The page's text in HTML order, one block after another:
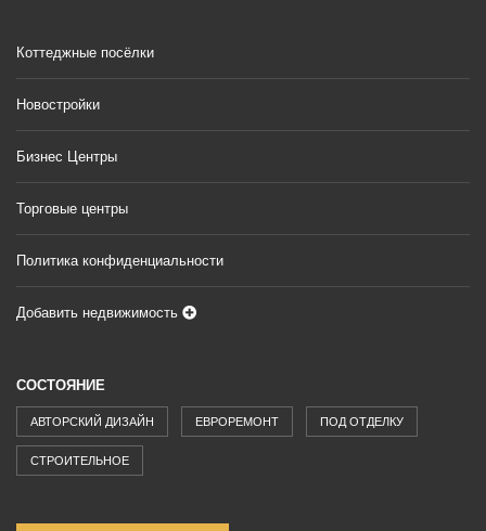
Коттеджные посёлки
Новостройки
Бизнес Центры
Торговые центры
Политика конфиденциальности
Добавить недвижимость
СОСТОЯНИЕ
АВТОРСКИЙ ДИЗАЙН ЕВРОРЕМОНТ ПОД ОТДЕЛКУ
СТРОИТЕЛЬНОЕ